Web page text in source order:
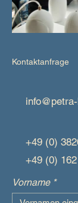
Kontaktanfrage
+49 (0)
+49 (0)
Vorname